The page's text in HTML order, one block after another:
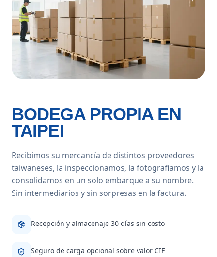
BODEGA PROPIA EN
TAIPEI
Recibimos su mercancía de distintos proveedores
taiwaneses, la inspeccionamos, la fotografiamos y la
consolidamos en un solo embarque a su nombre.
Sin intermediarios y sin sorpresas en la factura.
Recepción y almacenaje 30 días sin costo
Seguro de carga opcional sobre valor CIF